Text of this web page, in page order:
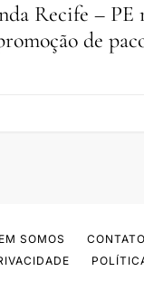
Recife – PE
de
SOMOS
CONTATO